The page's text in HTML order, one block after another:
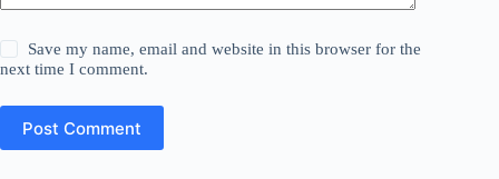
Save my name, email and website in this browser for the
next time I comment.
Post Comment